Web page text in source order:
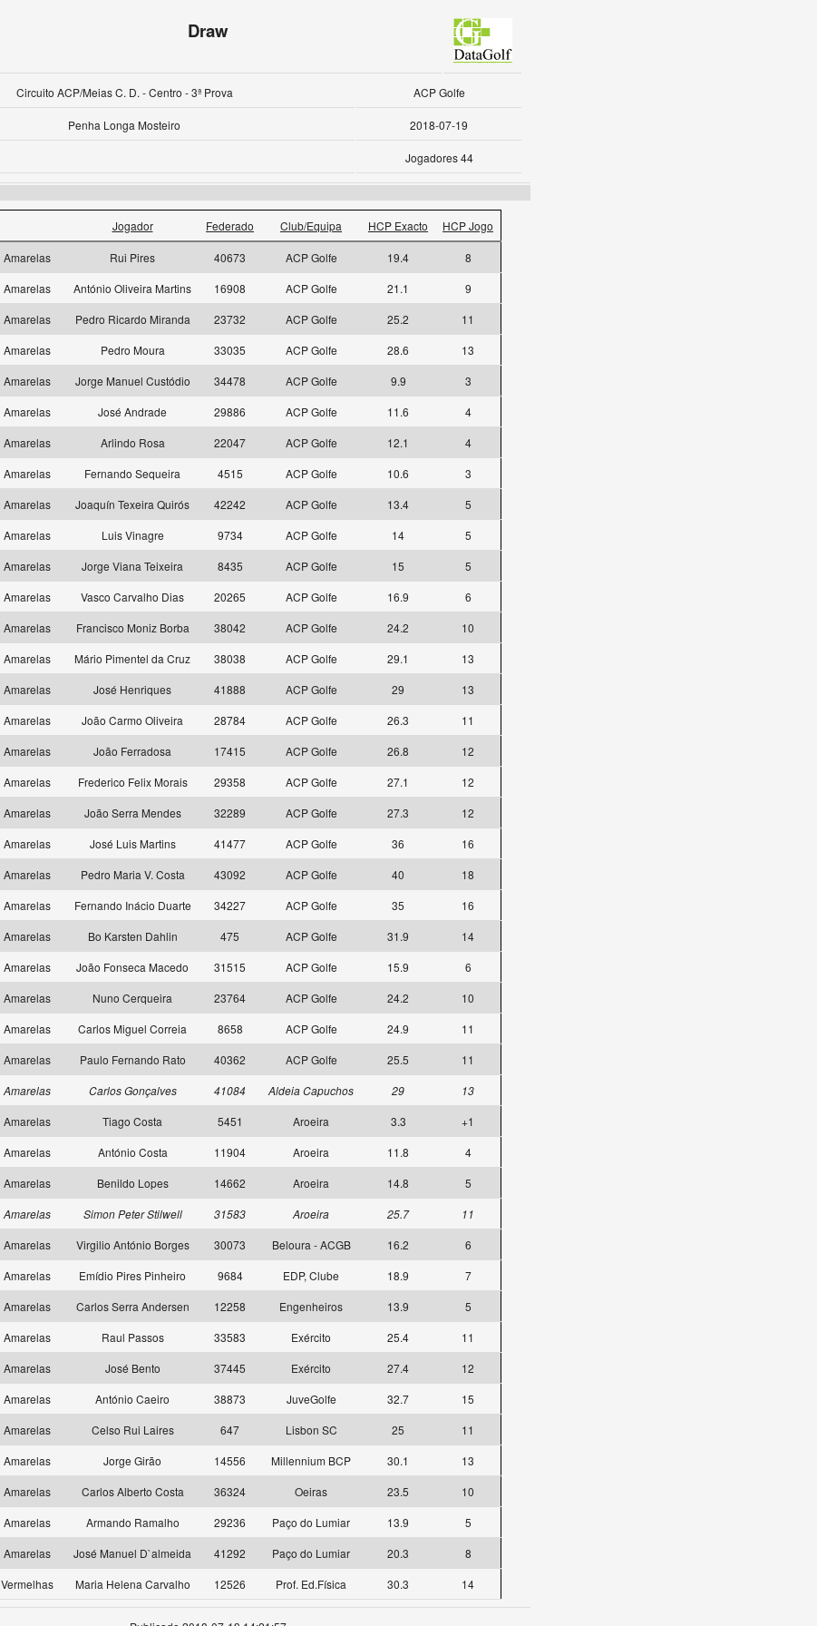
Draw
Circuito ACP/Meias C. D. - Centro - 3ª Prova ACP Golfe
Penha Longa Mosteiro 2018-07-19
Jogadores 44
Jogador Federado Club/Equipa HCP Exacto HCP Jogo
Amarelas Rui Pires 40673 ACP Golfe 19.4
8
Amarelas António Oliveira Martins 16908 ACP Golfe 21.1
9
Amarelas Pedro Ricardo Miranda 23732 ACP Golfe 25.2
11
Amarelas Pedro Moura 33035 ACP Golfe 28.6
13
Amarelas Jorge Manuel Custódio 34478 ACP Golfe 9.9
3
Amarelas José Andrade 29886 ACP Golfe 11.6
4
Amarelas Arlindo Rosa 22047 ACP Golfe 12.1
4
Amarelas Fernando Sequeira 4515 ACP Golfe 10.6
3
Amarelas Joaquín Texeira Quirós 42242 ACP Golfe 13.4
5
Amarelas Luis Vinagre 9734 ACP Golfe 14
5
Amarelas Jorge Viana Teixeira 8435 ACP Golfe 15
5
Amarelas Vasco Carvalho Dias 20265 ACP Golfe 16.9
6
Amarelas Francisco Moniz Borba 38042 ACP Golfe 24.2
10
Amarelas Mário Pimentel da Cruz 38038 ACP Golfe 29.1
13
Amarelas José Henriques 41888 ACP Golfe 29
13
Amarelas João Carmo Oliveira 28784 ACP Golfe 26.3
11
Amarelas João Ferradosa 17415 ACP Golfe 26.8
12
Amarelas Frederico Felix Morais 29358 ACP Golfe 27.1
12
Amarelas João Serra Mendes 32289 ACP Golfe 27.3
12
Amarelas José Luis Martins 41477 ACP Golfe 36
16
Amarelas Pedro Maria V. Costa 43092 ACP Golfe 40
18
Amarelas Fernando Inácio Duarte 34227 ACP Golfe 35
16
Amarelas Bo Karsten Dahlin 475 ACP Golfe 31.9
14
Amarelas João Fonseca Macedo 31515 ACP Golfe 15.9
6
Amarelas Nuno Cerqueira 23764 ACP Golfe 24.2
10
Amarelas Carlos Miguel Correia 8658 ACP Golfe 24.9
11
Amarelas Paulo Fernando Rato 40362 ACP Golfe 25.5
11
Amarelas Carlos Gonçalves 41084 Aldeia Capuchos 29
13
Amarelas Tiago Costa 5451 Aroeira 3.3
+1
Amarelas António Costa 11904 Aroeira 11.8
4
Amarelas Benildo Lopes 14662 Aroeira 14.8
5
Amarelas Simon Peter Stilwell 31583 Aroeira 25.7
11
Amarelas Virgilio António Borges 30073 Beloura - ACGB 16.2
6
Amarelas Emídio Pires Pinheiro 9684 EDP, Clube 18.9
7
Amarelas Carlos Serra Andersen 12258 Engenheiros 13.9
5
Amarelas Raul Passos 33583 Exército 25.4
11
Amarelas José Bento 37445 Exército 27.4
12
Amarelas António Caeiro 38873 JuveGolfe 32.7
15
Amarelas Celso Rui Laires 647 Lisbon SC 25
11
Amarelas Jorge Girão 14556 Millennium BCP 30.1
13
Amarelas Carlos Alberto Costa 36324 Oeiras 23.5
10
Amarelas Armando Ramalho 29236 Paço do Lumiar 13.9
5
Amarelas José Manuel D`almeida 41292 Paço do Lumiar 20.3
8
Vermelhas Maria Helena Carvalho 12526 Prof. Ed.Física 30.3 14